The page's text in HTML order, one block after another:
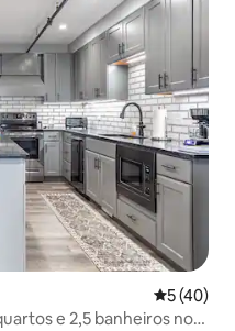
hóspedes
5 de uma
5 (40)
e 2,5 banheiros no